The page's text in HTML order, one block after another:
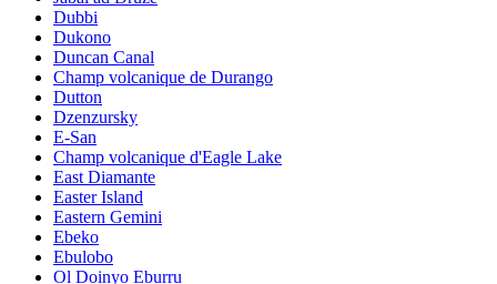
Dubbi
Dukono
Duncan Canal
Champ volcanique de Durango
Dutton
Dzenzursky
E-San
Champ volcanique d'Eagle Lake
East Diamante
Easter Island
Eastern Gemini
Ebeko
Ebulobo
Ol Doinyo Eburru